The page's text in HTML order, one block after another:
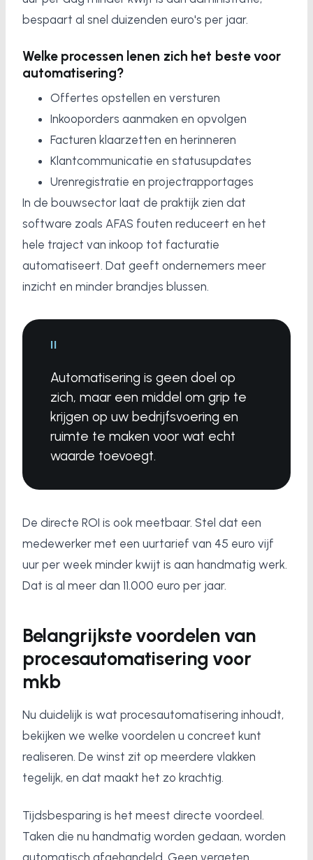
bespaart al snel duizenden euro's per jaar.
Welke processen lenen zich het beste voor
automatisering?
Offertes opstellen en versturen
Inkooporders aanmaken en opvolgen
Facturen klaarzetten en herinneren
Klantcommunicatie en statusupdates
Urenregistratie en projectrapportages
In de bouwsector laat de praktijk zien dat
software zoals AFAS fouten reduceert en het
hele traject van inkoop tot facturatie
automatiseert. Dat geeft ondernemers meer
inzicht en minder brandjes blussen.
"
Automatisering is geen doel op
zich, maar een middel om grip te
krijgen op uw bedrijfsvoering en
ruimte te maken voor wat echt
waarde toevoegt.
De directe ROI is ook meetbaar. Stel dat een
medewerker met een uurtarief van 45 euro vijf
uur per week minder kwijt is aan handmatig werk.
Dat is al meer dan 11.000 euro per jaar.
Belangrijkste voordelen van
procesautomatisering voor
mkb
Nu duidelijk is wat procesautomatisering inhoudt,
bekijken we welke voordelen u concreet kunt
realiseren. De winst zit op meerdere vlakken
tegelijk, en dat maakt het zo krachtig.
Tijdsbesparing is het meest directe voordeel.
Taken die nu handmatig worden gedaan, worden
automatisch afgehandeld. Geen vergeten